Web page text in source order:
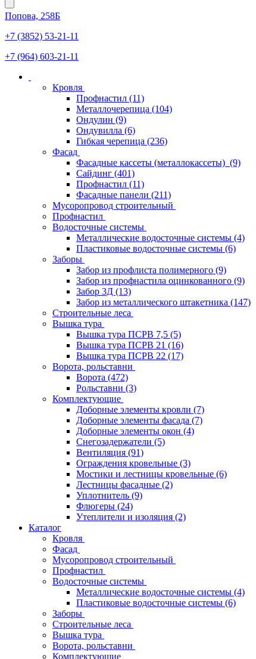
Попова, 258Б
+7 (3852) 53-21-11
+7 (964) 603-21-11
Кровля
Профнастил (11)
Металлочерепица (104)
Ондулин (9)
Ондувилла (6)
Гибкая черепица (236)
Фасад
Фасадные кассеты (металлокассеты) (9)
Сайдинг (401)
Профнастил (11)
Фасадные панели (211)
Мусоропровод строительный
Профнастил
Водосточные системы
Металлические водосточные системы (4)
Пластиковые водосточные системы (6)
Заборы
Забор из профлиста полимерного (9)
Забор из профнастила оцинкованного (9)
Забор 3Д (13)
Забор из металлического штакетника (147)
Строительные леса
Вышка тура
Вышка тура ПСРВ 7,5 (5)
Вышка тура ПСРВ 21 (16)
Вышка тура ПСРВ 22 (17)
Ворота, рольставни
Ворота (472)
Рольставни (3)
Комплектующие
Доборные элементы кровли (7)
Доборные элементы фасада (7)
Доборные элементы окон (4)
Снегозадержатели (5)
Вентиляция (91)
Ограждения кровельные (3)
Мостики и лестницы кровельные (6)
Лестницы фасадные (2)
Уплотнитель (9)
Флюгеры (24)
Утеплители и изоляция (2)
Каталог
Кровля
Фасад
Мусоропровод строительный
Профнастил
Водосточные системы
Металлические водосточные системы (4)
Пластиковые водосточные системы (6)
Заборы
Строительные леса
Вышка тура
Ворота, рольставни
Комплектующие